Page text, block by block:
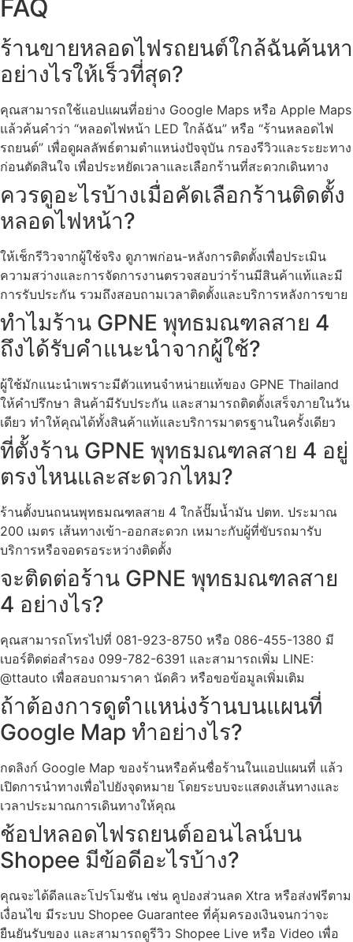
FAQ
ร้านขายหลอดไฟรถยนต์ใกล้ฉันค้นหา
อย่างไรให้เร็วที่สุด?
คุณสามารถใช้แอปแผนที่อย่าง Google Maps หรือ Apple Maps
แล้วค้นคำว่า “หลอดไฟหน้า LED ใกล้ฉัน” หรือ “ร้านหลอดไฟ
รถยนต์” เพื่อดูผลลัพธ์ตามตำแหน่งปัจจุบัน กรองรีวิวและระยะทาง
ก่อนตัดสินใจ เพื่อประหยัดเวลาและเลือกร้านที่สะดวกเดินทาง
ควรดูอะไรบ้างเมื่อคัดเลือกร้านติดตั้ง
หลอดไฟหน้า?
ให้เช็กรีวิวจากผู้ใช้จริง ดูภาพก่อน-หลังการติดตั้งเพื่อประเมิน
ความสว่างและการจัดการงานตรวจสอบว่าร้านมีสินค้าแท้และมี
การรับประกัน รวมถึงสอบถามเวลาติดตั้งและบริการหลังการขาย
ทำไมร้าน GPNE พุทธมณฑลสาย 4
ถึงได้รับคำแนะนำจากผู้ใช้?
ผู้ใช้มักแนะนำเพราะมีตัวแทนจำหน่ายแท้ของ GPNE Thailand
ให้คำปรึกษา สินค้ามีรับประกัน และสามารถติดตั้งเสร็จภายในวัน
เดียว ทำให้คุณได้ทั้งสินค้าแท้และบริการมาตรฐานในครั้งเดียว
ที่ตั้งร้าน GPNE พุทธมณฑลสาย 4 อยู่
ตรงไหนและสะดวกไหม?
ร้านตั้งบนถนนพุทธมณฑลสาย 4 ใกล้ปั๊มน้ำมัน ปตท. ประมาณ
200 เมตร เส้นทางเข้า-ออกสะดวก เหมาะกับผู้ที่ขับรถมารับ
บริการหรือจอดรอระหว่างติดตั้ง
จะติดต่อร้าน GPNE พุทธมณฑลสาย
4 อย่างไร?
คุณสามารถโทรไปที่ 081-923-8750 หรือ 086-455-1380 มี
เบอร์ติดต่อสำรอง 099-782-6391 และสามารถเพิ่ม LINE:
@ttauto เพื่อสอบถามราคา นัดคิว หรือขอข้อมูลเพิ่มเติม
ถ้าต้องการดูตำแหน่งร้านบนแผนที่
Google Map ทำอย่างไร?
กดลิงก์ Google Map ของร้านหรือค้นชื่อร้านในแอปแผนที่ แล้ว
เปิดการนำทางเพื่อไปยังจุดหมาย โดยระบบจะแสดงเส้นทางและ
เวลาประมาณการเดินทางให้คุณ
ช้อปหลอดไฟรถยนต์ออนไลน์บน
Shopee มีข้อดีอะไรบ้าง?
คุณจะได้ดีลและโปรโมชัน เช่น คูปองส่วนลด Xtra หรือส่งฟรีตาม
เงื่อนไข มีระบบ Shopee Guarantee ที่คุ้มครองเงินจนกว่าจะ
ยืนยันรับของ และสามารถดูรีวิว Shopee Live หรือ Video เพื่อ